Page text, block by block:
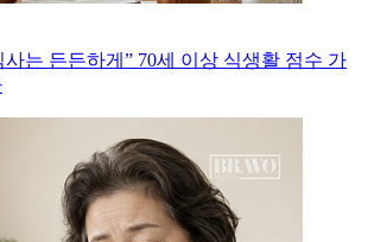
사는 든든하게” 70세 이상 식생활 점수 가